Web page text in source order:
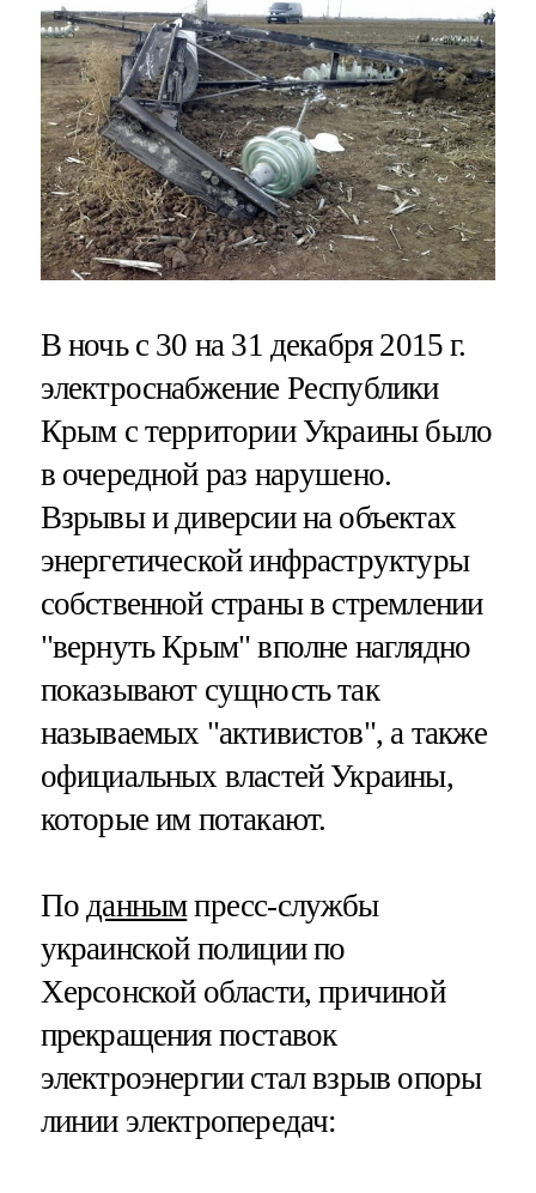
В ночь с 30 на 31 декабря 2015 г.
электроснабжение Республики
Крым с территории Украины было
в очередной раз нарушено.
Взрывы и диверсии на объектах
энергетической инфраструктуры
собственной страны в стремлении
"вернуть Крым" вполне наглядно
показывают сущность так
называемых "активистов", а также
официальных властей Украины,
которые им потакают.
По даннымпресс-службы
украинской полиции по
Херсонской области, причиной
прекращения поставок
электроэнергии стал взрыв опоры
линии электропередач: